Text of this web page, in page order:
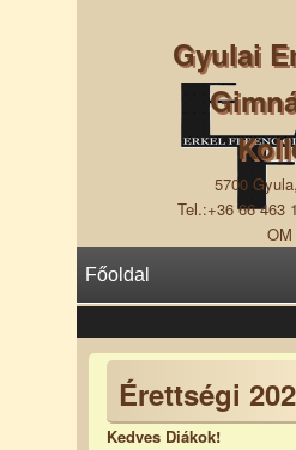
Gyulai
5700
Tel.:+36 66 463
OM
Érettségi
Kedves Diákok!